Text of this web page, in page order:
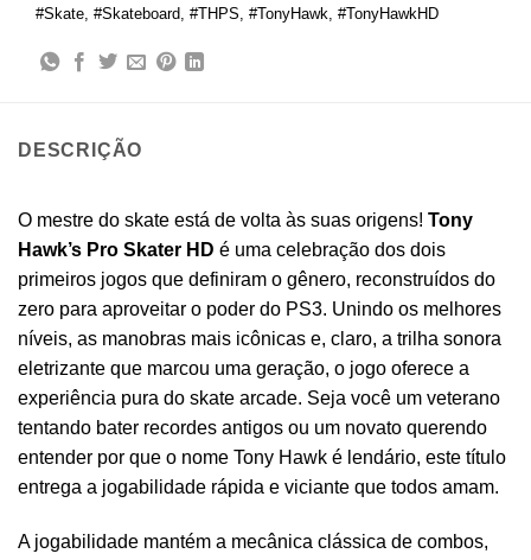
#Skate #Skateboard #THPS #TonyHawk #TonyHawkHD
DESCRIÇÃO
O mestre do skate está de volta às suas origens! Tony
Hawk’s Pro Skater HD é uma celebração dos dois
primeiros jogos que definiram o gênero, reconstruídos do
zero para aproveitar o poder do PS3. Unindo os melhores
níveis, as manobras mais icônicas e, claro, a trilha sonora
eletrizante que marcou uma geração, o jogo oferece a
experiência pura do skate arcade. Seja você um veterano
tentando bater recordes antigos ou um novato querendo
entender por que o nome Tony Hawk é lendário, este título
entrega a jogabilidade rápida e viciante que todos amam.
A jogabilidade mantém a mecânica clássica de combos,